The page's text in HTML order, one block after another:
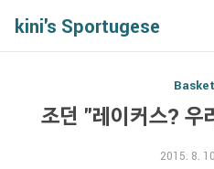
kini's Sportugese
조던 "레이커스? 우
2015. 8.